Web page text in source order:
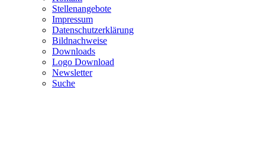
Stellenangebote
Impressum
Datenschutzerklärung
Bildnachweise
Downloads
Logo Download
Newsletter
Suche